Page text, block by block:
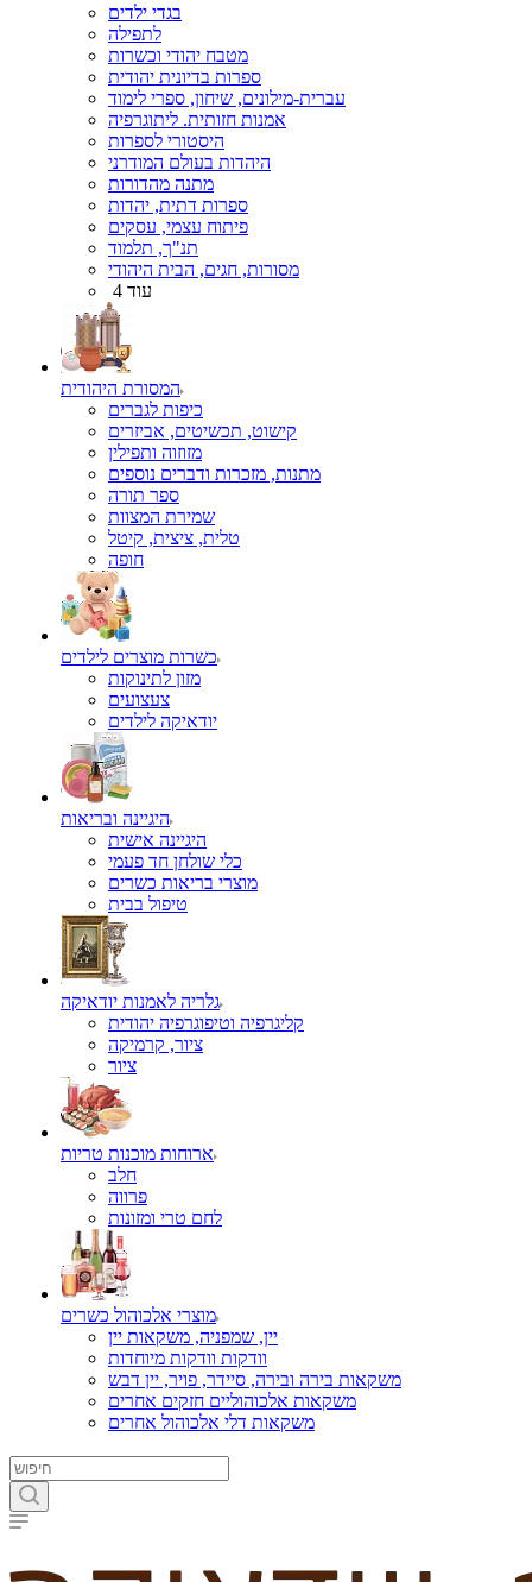
בגדי ילדים
לתפילה
מטבח יהודי וכשרות
ספרות בדיונית יהודית
עברית-מילונים, שיחון, ספרי לימוד
אמנות חזותית. ליתוגרפיה
היסטורי לספרות
היהדות בעולם המודרני
מתנה מהדורות
ספרות דתית, יהדות
פיתוח עצמי, עסקים
תנ"ך, תלמוד
מסורות, חגים, הבית היהודי
עוד 4
המסורת היהודית
כיפות לגברים
קישוט, תכשיטים, אביזרים
מזוזוה ותפילין
מתנות, מזכרות ודברים נוספים
ספר תורה
שמירת המצוות
טלית, ציצית, קיטל
כשרות מוצרים לילדים
מזון לתינוקות
צעצועים
יודאיקה לילדים
היגיינה ובריאות
היגיינה אישית
כלי שולחן חד פעמי
מוצרי בריאות כשרים
טיפול בבית
גלריה לאמנות יודאיקה
קליגרפיה וטיפוגרפיה יהודית
ציור, קרמיקה
ציור
ארוחות מוכנות טריות
חלב
פרווה
לחם טרי ומזונות
מוצרי אלכוהול כשרים
יין, שמפניה, משקאות יין
וודקות וודקות מיוחדות
משקאות בירה ובירה, סיידר, פויר, יין דבש
משקאות אלכוהוליים חזקים אחרים
משקאות דלי אלכוהול אחרים